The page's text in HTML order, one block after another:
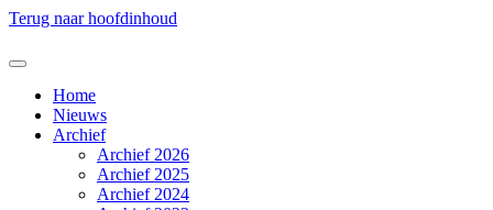
Terug naar hoofdinhoud
Home
Nieuws
Archief
Archief 2026
Archief 2025
Archief 2024